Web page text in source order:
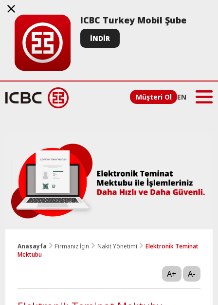
ICBC Turkey Mobil Şube
İNDİR
Müşteri Ol EN
Anasayfa Firmanız İçin Nakit Yönetimi
Elektronik Teminat
Mektubu
A+ A-